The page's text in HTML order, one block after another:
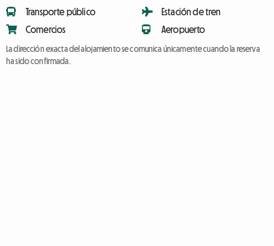
Transporte público
Comercios
Estación de tren
Aeropuerto
La dirección exacta del alojamiento se comunica únicamente cuando la reserva
ha sido confirmada.